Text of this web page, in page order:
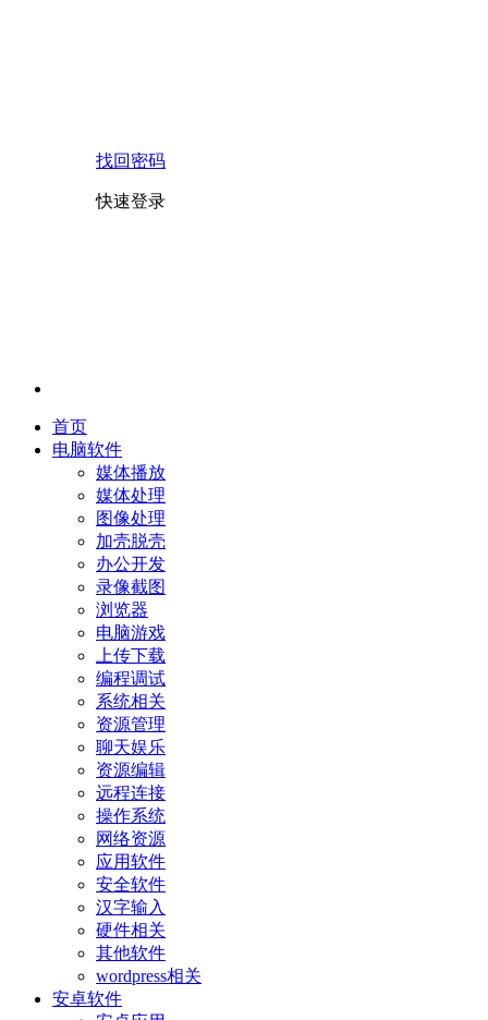
找回密码
快速登录
首页
电脑软件
媒体播放
媒体处理
图像处理
加壳脱壳
办公开发
录像截图
浏览器
电脑游戏
上传下载
编程调试
系统相关
资源管理
聊天娱乐
资源编辑
远程连接
操作系统
网络资源
应用软件
安全软件
汉字输入
硬件相关
其他软件
wordpress相关
安卓软件